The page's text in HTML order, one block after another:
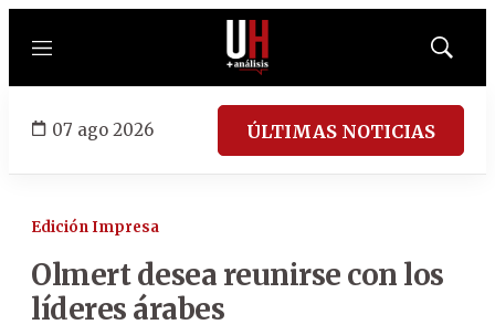
Menú
Mostrar
07 ago 2026 ÚLTIMAS NOTICIAS
Edición Impresa
Olmert desea reunirse con los
líderes árabes